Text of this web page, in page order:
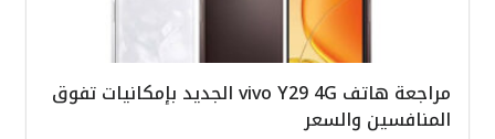
مراجعة هاتف vivo Y29 4G الجديد بإمكانيات تفوق
المنافسين والسعر